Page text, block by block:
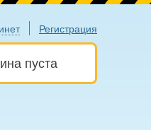
Регистрация
пуста